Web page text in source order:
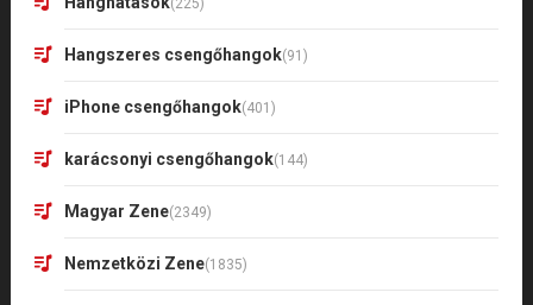
Hangszeres csengőhangok(91)
iPhone csengőhangok(401)
karácsonyi csengőhangok(144)
Magyar Zene(2349)
Nemzetközi Zene(1835)